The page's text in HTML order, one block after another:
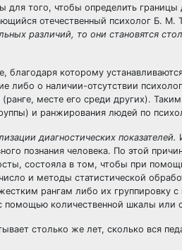
того, чтобы определить границы
отечественный психолог Б. М.
различий, то они становятся
благодаря которому
либо о наличии-отсутствии
месте его среди других).
и ранжирования людей по
диагностических показателей.
познания человека. По этой
состояла в том, чтобы при
и методы статистической
рангам либо их группировку
помощью количественной шкалы или
столько же лет, сколько вся